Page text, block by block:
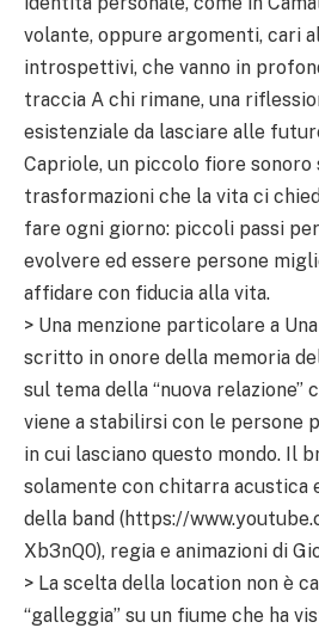
volante, oppure argomenti, cari
introspettivi, che vanno in
traccia A chi rimane, una
esistenziale da lasciare alle
Capriole, un piccolo fiore sonoro
trasformazioni che la vita ci
fare ogni giorno: piccoli passi
evolvere ed essere persone
affidare con fiducia alla vita.
> Una menzione particolare a
scritto in onore della memoria
sul tema della “nuova relazione”
viene a stabilirsi con le persone
in cui lasciano questo mondo. Il
solamente con chitarra acustica
della band (https://
Xb3nQ0), regia e animazioni di
> La scelta della location non è
“galleggia” su un fiume che ha